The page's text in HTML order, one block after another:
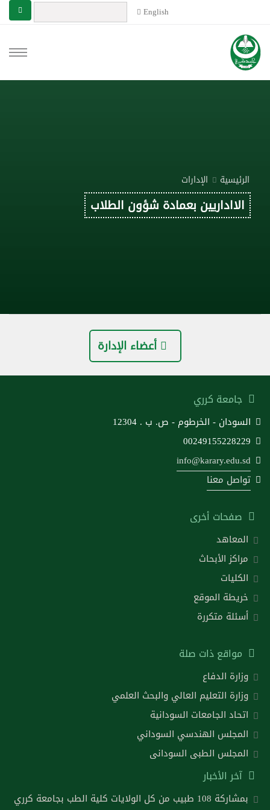
English
الرئيسية الإدارات
الااداريين بعمادة شؤون الطلاب
أعضاء الإدارة
جامعة كرري
السودان - الخرطوم - ص. ب . 12304
00249155228229
info@karary.edu.sd
تواصل معنا
صفحات أخرى
المعاهد
مراكز الأبحاث
الكليات
خريطة الموقع
أسئلة متكررة
مواقع ذات صلة
وزارة الدفاع
وزارة التعليم العالي والبحث العلمي
اتحاد الجامعات السودانية
المجلس الهندسي السوداني
المجلس الطبى السودانى
آخر الأخبار
بمشاركة 108 طبيب من كل الولايات كلية الطب بجامعة كرري